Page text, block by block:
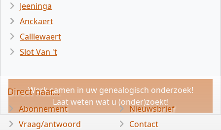
Jeeninga
Anckaert
Calllewaert
Slot Van 't
Werk samen in uw genealogisch onderzoek!
Laat weten wat u (onder)zoekt!
Direct naar...
Abonnement
Vraag/antwoord
Nieuwsbrief
Contact